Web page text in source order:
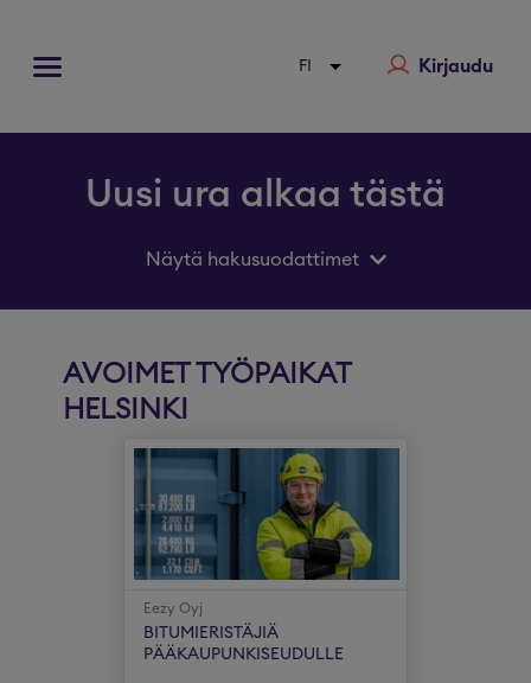
Kirjaudu
Uusi ura alkaa tästä
Näytä hakusuodattimet
AVOIMET TYÖPAIKAT
HELSINKI
Eezy Oyj
BITUMIERISTÄJIÄ
PÄÄKAUPUNKISEUDULLE